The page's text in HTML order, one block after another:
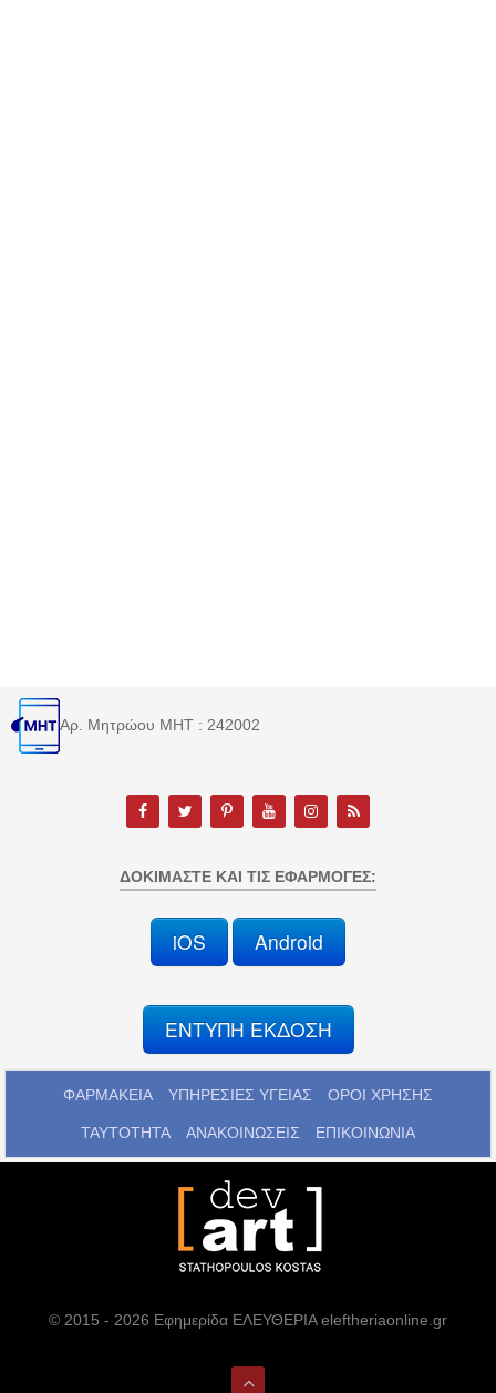
Αρ. Μητρώου MHT : 242002
ΔΟΚΙΜΆΣΤΕ ΚΑΙ ΤΙΣ ΕΦΑΡΜΟΓΈΣ:
iOS Android
ΕΝΤΥΠΗ ΕΚΔΟΣΗ
ΦΑΡΜΑΚΕΙΑ ΥΠΗΡΕΣΙΕΣ ΥΓΕΙΑΣ ΟΡΟΙ ΧΡΗΣΗΣ
ΤΑΥΤΟΤΗΤΑ ΑΝΑΚΟΙΝΩΣΕΙΣ ΕΠΙΚΟΙΝΩΝΙΑ
© 2015 - 2026 Εφημερίδα ΕΛΕΥΘΕΡΙΑ eleftheriaonline.gr